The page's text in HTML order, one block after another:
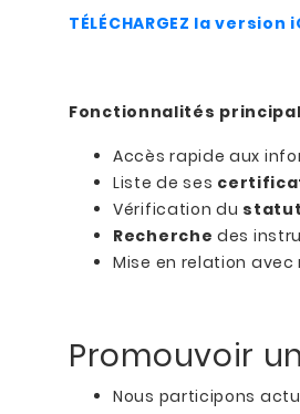
TÉLÉCHARGEZ la version
Fonctionnalités
Accès rapide aux
Liste de ses
Vérification du
Recherche des
Mise en relation
Promouvoir
Nous participons